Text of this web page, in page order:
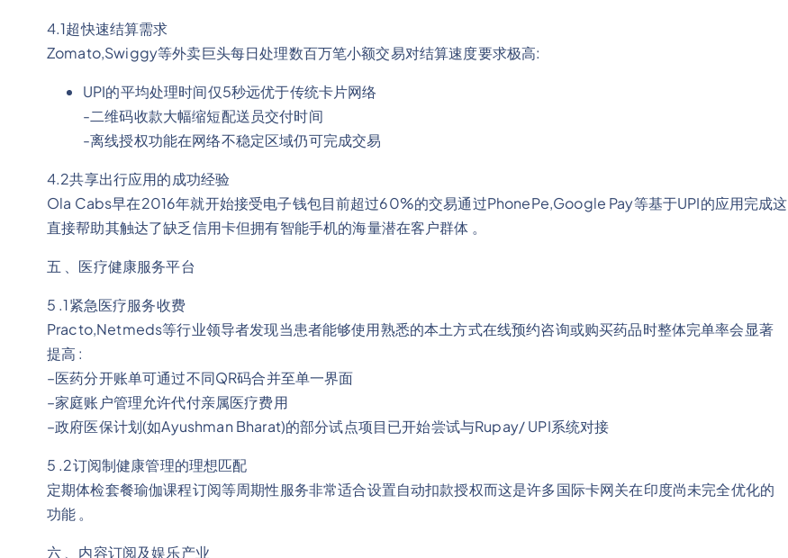
4.1超快速结算需求
Zomato,Swiggy等外卖巨头每日处理数百万笔小额交易对结算速度要求极高:
UPI的平均处理时间仅5秒远优于传统卡片网络
-二维码收款大幅缩短配送员交付时间
-离线授权功能在网络不稳定区域仍可完成交易
4.2共享出行应用的成功经验
Ola Cabs早在2016年就开始接受电子钱包目前超过60%的交易通过PhonePe,Google Pay等基于UPI的应用完成这
直接帮助其触达了缺乏信用卡但拥有智能手机的海量潜在客户群体 。
五 、医疗健康服务平台
5 .1紧急医疗服务收费
Practo,Netmeds等行业领导者发现当患者能够使用熟悉的本土方式在线预约咨询或购买药品时整体完单率会显著
提高 :
–医药分开账单可通过不同QR码合并至单一界面
–家庭账户管理允许代付亲属医疗费用
–政府医保计划(如Ayushman Bharat)的部分试点项目已开始尝试与Rupay/ UPI系统对接
5 .2订阅制健康管理的理想匹配
定期体检套餐瑜伽课程订阅等周期性服务非常适合设置自动扣款授权而这是许多国际卡网关在印度尚未完全优化的
功能 。
六 、内容订阅及娱乐产业